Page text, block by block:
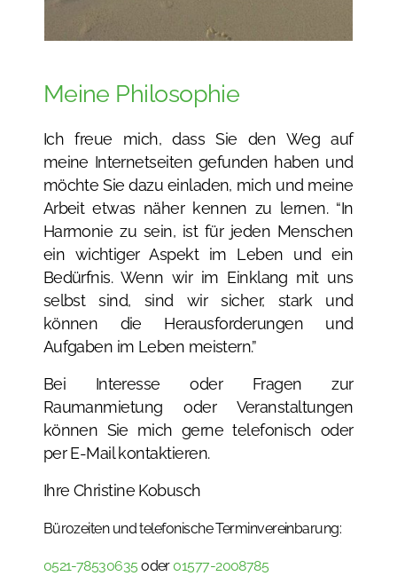
Meine Philosophie
Ich freue mich, dass Sie den Weg auf
meine Internetseiten gefunden haben und
möchte Sie dazu einladen, mich und meine
Arbeit etwas näher kennen zu lernen. “In
Harmonie zu sein, ist für jeden Menschen
ein wichtiger Aspekt im Leben und ein
Bedürfnis. Wenn wir im Einklang mit uns
selbst sind, sind wir sicher, stark und
können die Herausforderungen und
Aufgaben im Leben meistern.”
Bei Interesse oder Fragen zur
Raumanmietung oder Veranstaltungen
können Sie mich gerne telefonisch oder
per E-Mail kontaktieren.
Ihre Christine Kobusch
Bürozeiten und telefonische Terminvereinbarung:
0521-78530635 oder 01577-2008785